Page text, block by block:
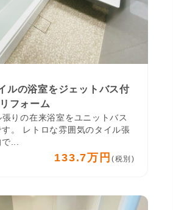
ルの浴室をジェットバス付
フォーム
りの在来浴室をユニットバス
。 レトロな雰囲気のタイル張
で...
133.7万円 (税別)